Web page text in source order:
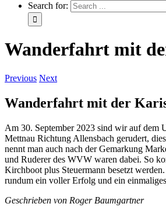
Search for:
Wanderfahrt mit
Previous Next
Wanderfahrt mit der
Am 30. September 2023 sind wir auf dem
Mettnau Richtung Allensbach gerudert,
nennt man auch nach der Gemarkung
und Ruderer des WVW waren dabei. So
Kirchboot plus Steuermann besetzt
rundum ein voller Erfolg und ein
Geschrieben von Roger Baumgartner